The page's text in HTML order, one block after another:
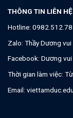
THÔNG TIN LIÊN HỆ
Hotline:
Zalo: Thầy Dương
Facebook: Dương vui
Thời gian làm việc:
Email: